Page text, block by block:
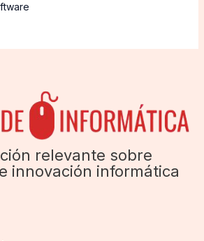
relevante sobre
innovación informática